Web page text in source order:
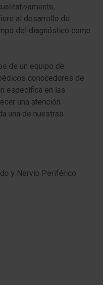
al desarrollo de
del diagnóstico como
de un equipo de
conocedores de
específica en las
una atención
una de nuestras
y Nervio Periférico.